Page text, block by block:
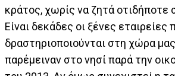
κράτος, χωρίς να ζητά οτιδήποτε
Είναι δεκάδες οι ξένες εταιρείες
δραστηριοποιούνται στη χώρα
παρέμειναν στο νησί παρά την